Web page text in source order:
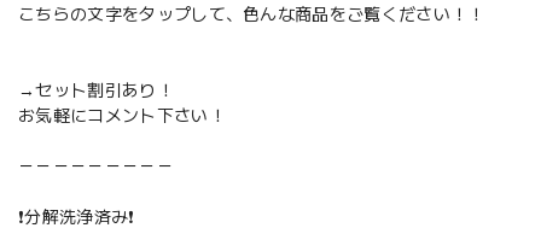
こちらの文字をタップして、色んな商品をご覧ください！！
→セット割引あり！
お気軽にコメント下さい！
－－－－－－－－－
❗️分解洗浄済み❗️